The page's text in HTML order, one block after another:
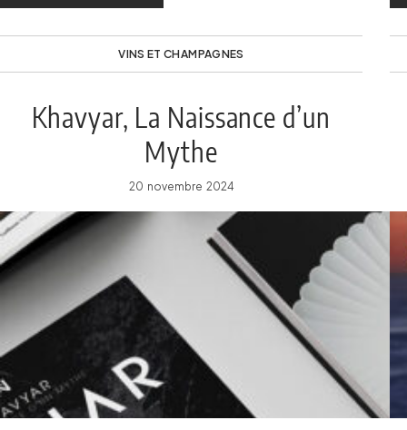
VINS ET CHAMPAGNES
Khavyar, La Naissance d’un
Mythe
20 novembre 2024